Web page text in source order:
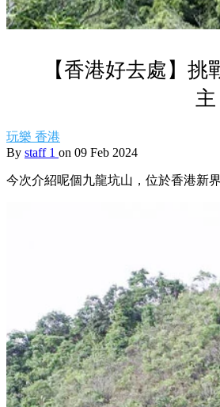
【香港好去處】
主
玩樂 香港
By staff 1 on 09 Feb 2024
今次介紹呢個九龍坑山，位於香港新